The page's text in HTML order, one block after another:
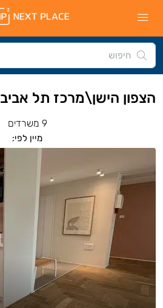
הצפון הישן\מרכז תל אביב
9 משרדים
מיין לפי: